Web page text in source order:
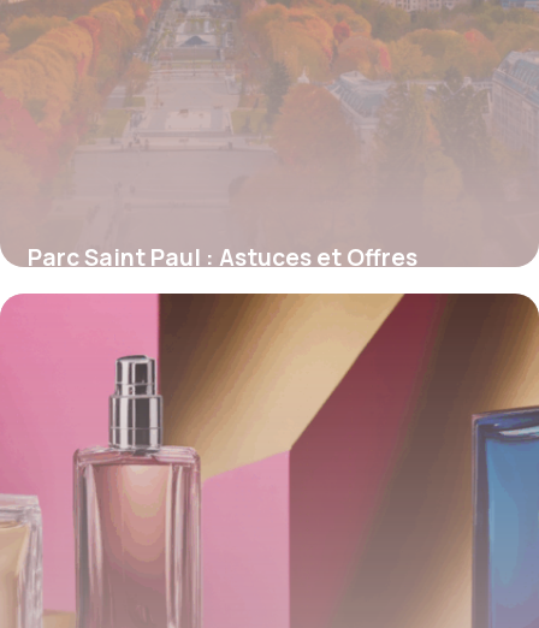
Parc Saint Paul : Astuces et Offres
Exclusives pour Profiter des Promotions